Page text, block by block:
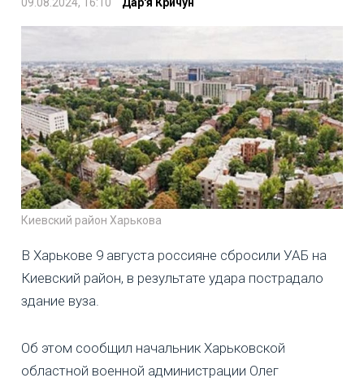
09.08.2024, 16:10 Дар'я Кричун
Киевский район Харькова
В Харькове 9 августа россияне сбросили УАБ на
Киевский район, в результате удара пострадало
здание вуза.
Об этом сообщил начальник Харьковской
областной военной администрации Олег